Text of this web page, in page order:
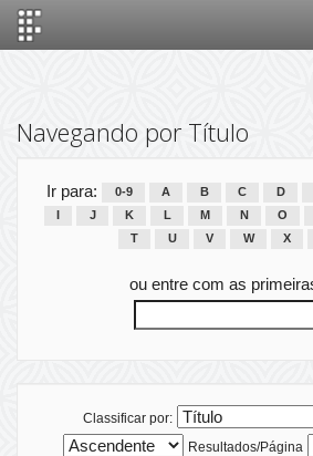
Navegando por Título
Ir para: 0-9 A B C D
J K L M N O
T
U V W X
ou entre com as
Classificar por:
Resultados/Página